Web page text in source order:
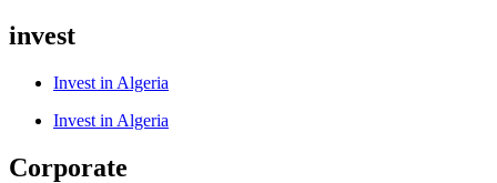
invest
Invest in Algeria
Invest in Algeria
Corporate